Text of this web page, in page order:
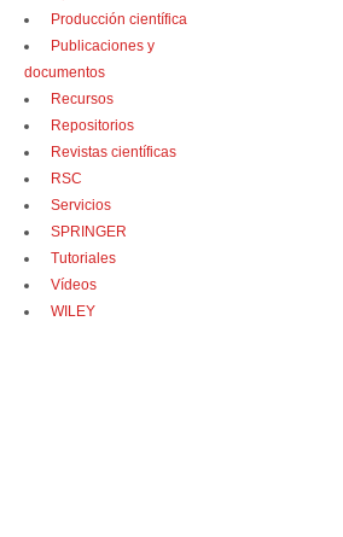
Producción científica
Publicaciones y
documentos
Recursos
Repositorios
Revistas científicas
RSC
Servicios
SPRINGER
Tutoriales
Vídeos
WILEY